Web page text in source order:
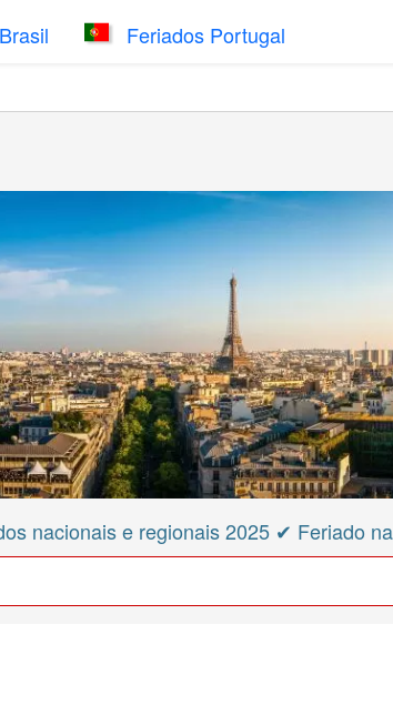
Feriados Portugal
nacionais e regionais 2025 ✔ Feriado